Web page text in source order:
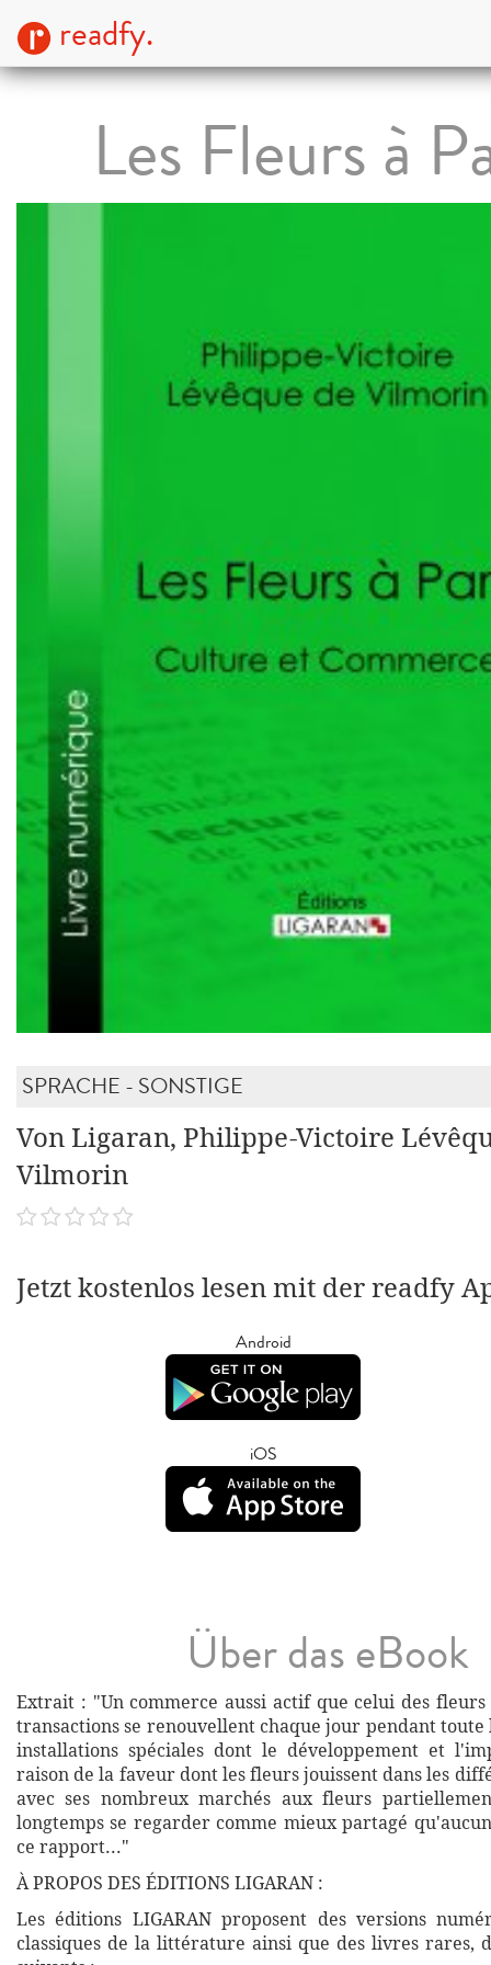
readfy.
Les Fleurs à
SPRACHE - SONSTIGE
Von Ligaran, Philippe-Victoire
Vilmorin
Jetzt kostenlos lesen mit der readfy
Android
iOS
Über das eBook
Extrait : "Un commerce aussi actif que celui des
transactions se renouvellent chaque jour pendant toute
installations spéciales dont le développement et
raison de la faveur dont les fleurs jouissent dans les
avec ses nombreux marchés aux fleurs
longtemps se regarder comme mieux partagé
ce rapport..."
À PROPOS DES ÉDITIONS LIGARAN :
Les éditions LIGARAN proposent des versions
classiques de la littérature ainsi que des livres rares,